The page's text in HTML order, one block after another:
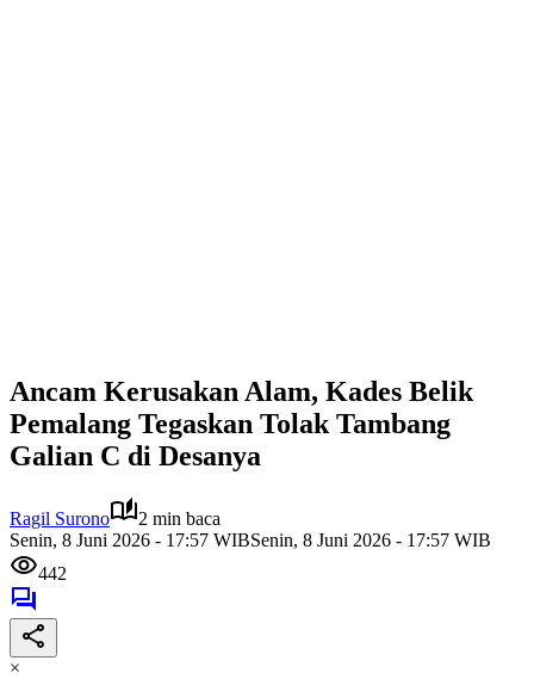
Ancam Kerusakan Alam, Kades Belik
Pemalang Tegaskan Tolak Tambang
Galian C di Desanya
Ragil Surono
2 min baca
Senin, 8 Juni 2026 - 17:57 WIBSenin, 8 Juni 2026 - 17:57 WIB
442
×